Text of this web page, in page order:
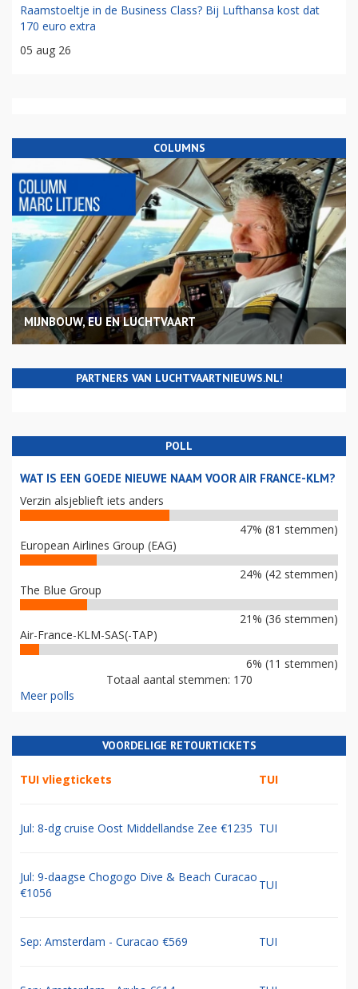
Raamstoeltje in de Business Class? Bij Lufthansa kost dat
170 euro extra
05 aug 26
COLUMNS
MIJNBOUW, EU EN LUCHTVAART
PARTNERS VAN LUCHTVAARTNIEUWS.NL!
POLL
WAT IS EEN GOEDE NIEUWE NAAM VOOR AIR FRANCE-KLM?
Verzin alsjeblieft iets anders
47% (81 stemmen)
European Airlines Group (EAG)
24% (42 stemmen)
The Blue Group
21% (36 stemmen)
Air-France-KLM-SAS(-TAP)
6% (11 stemmen)
Totaal aantal stemmen: 170
Meer polls
VOORDELIGE RETOURTICKETS
TUI vliegtickets TUI
Jul: 8-dg cruise Oost Middellandse Zee €1235 TUI
Jul: 9-daagse Chogogo Dive & Beach Curacao
€1056
TUI
Sep: Amsterdam - Curacao €569 TUI